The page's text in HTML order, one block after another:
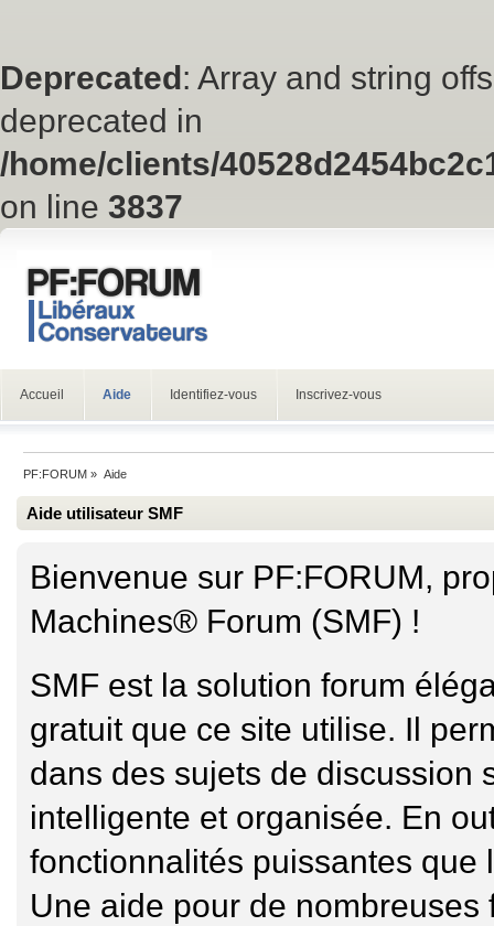
Deprecated: Array and string
deprecated in
/home/clients/
on line 3837
Accueil Aide Identifiez-vous Inscrivez-vous
PF:FORUM » Aide
Aide utilisateur SMF
Bienvenue sur PF:FORUM,
Machines® Forum (SMF) !
SMF est la solution forum
gratuit que ce site utilise. Il
dans des sujets de discussion
intelligente et organisée. En
fonctionnalités puissantes que
Une aide pour de